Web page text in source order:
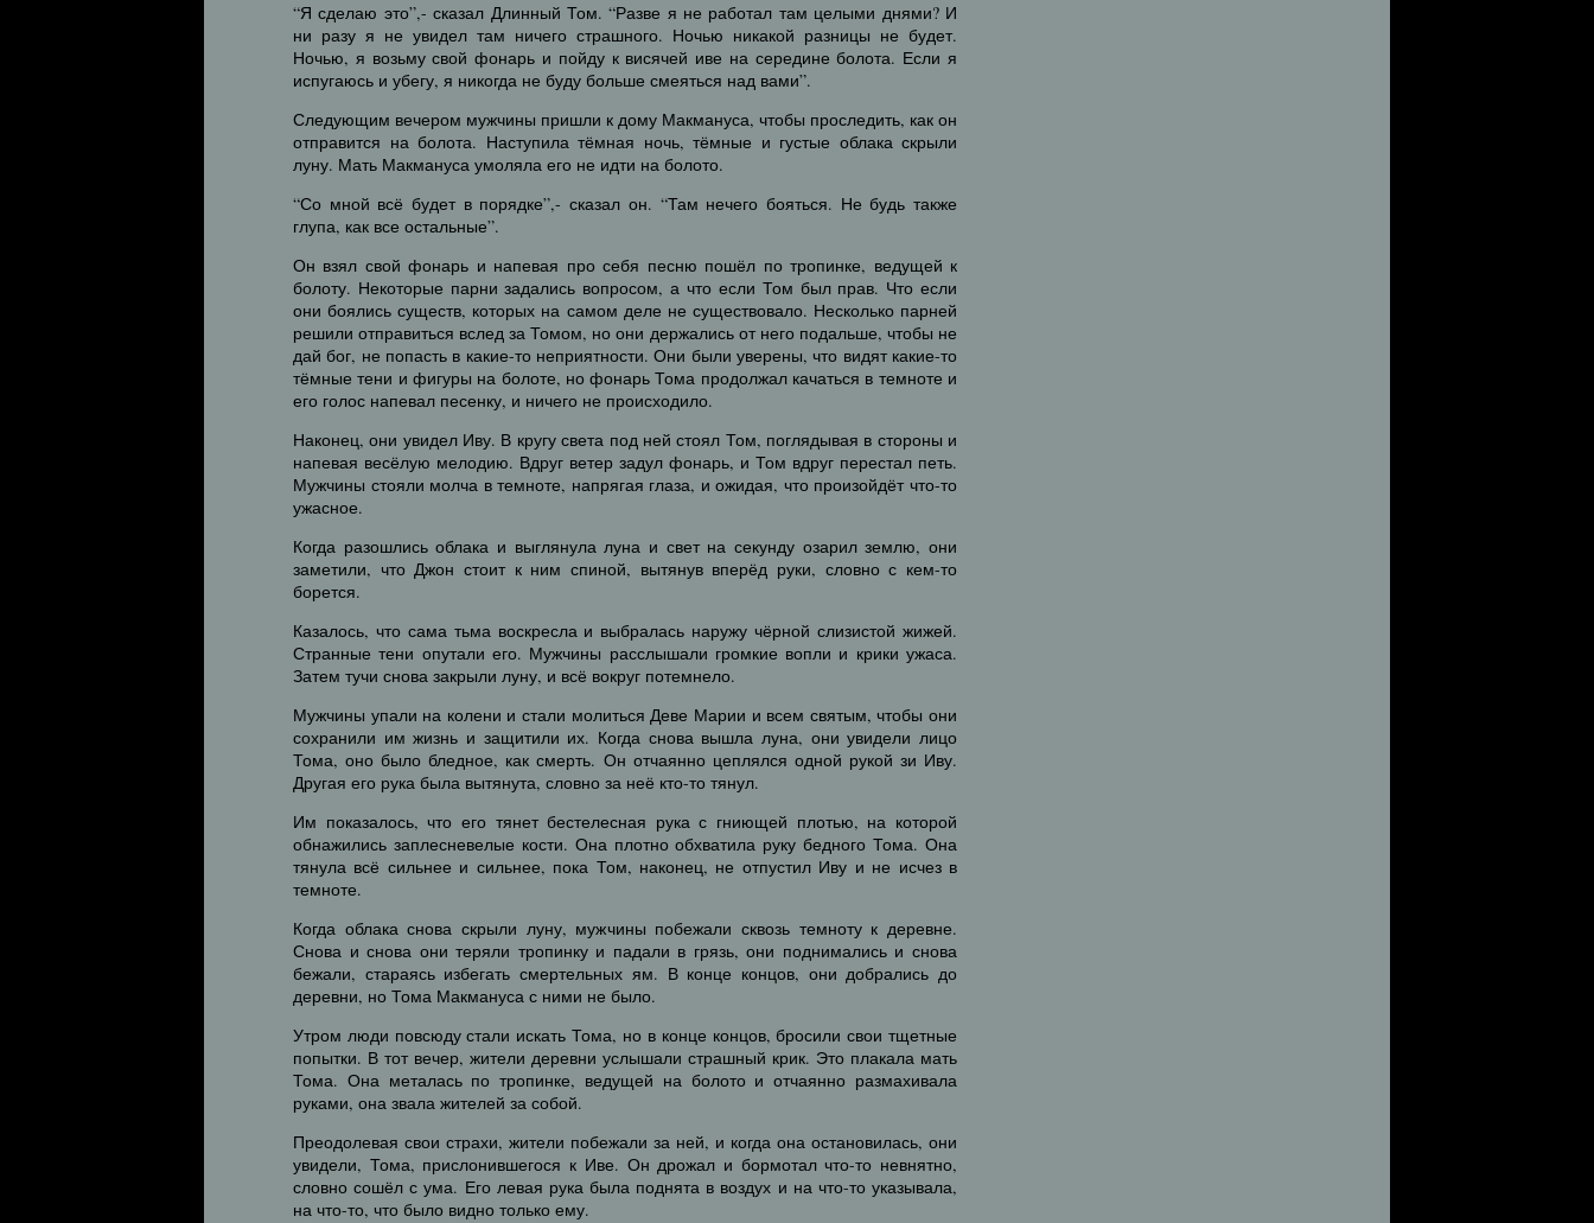
“Я сделаю это”,- сказал Длинный Том. “Разве я не работал там целыми днями? И
ни разу я не увидел там ничего страшного. Ночью никакой разницы не будет.
Ночью, я возьму свой фонарь и пойду к висячей иве на середине болота. Если я
испугаюсь и убегу, я никогда не буду больше смеяться над вами”.
Следующим вечером мужчины пришли к дому Макмануса, чтобы проследить, как он
отправится на болота. Наступила тёмная ночь, тёмные и густые облака скрыли
луну. Мать Макмануса умоляла его не идти на болото.
“Со мной всё будет в порядке”,- сказал он. “Там нечего бояться. Не будь также
глупа, как все остальные”.
Он взял свой фонарь и напевая про себя песню пошёл по тропинке, ведущей к
болоту. Некоторые парни задались вопросом, а что если Том был прав. Что если
они боялись существ, которых на самом деле не существовало. Несколько парней
решили отправиться вслед за Томом, но они держались от него подальше, чтобы не
дай бог, не попасть в какие-то неприятности. Они были уверены, что видят какие-то
тёмные тени и фигуры на болоте, но фонарь Тома продолжал качаться в темноте и
его голос напевал песенку, и ничего не происходило.
Наконец, они увидел Иву. В кругу света под ней стоял Том, поглядывая в стороны и
напевая весёлую мелодию. Вдруг ветер задул фонарь, и Том вдруг перестал петь.
Мужчины стояли молча в темноте, напрягая глаза, и ожидая, что произойдёт что-то
ужасное.
Когда разошлись облака и выглянула луна и свет на секунду озарил землю, они
заметили, что Джон стоит к ним спиной, вытянув вперёд руки, словно с кем-то
борется.
Казалось, что сама тьма воскресла и выбралась наружу чёрной слизистой жижей.
Странные тени опутали его. Мужчины расслышали громкие вопли и крики ужаса.
Затем тучи снова закрыли луну, и всё вокруг потемнело.
Мужчины упали на колени и стали молиться Деве Марии и всем святым, чтобы они
сохранили им жизнь и защитили их. Когда снова вышла луна, они увидели лицо
Тома, оно было бледное, как смерть. Он отчаянно цеплялся одной рукой зи Иву.
Другая его рука была вытянута, словно за неё кто-то тянул.
Им показалось, что его тянет бестелесная рука с гниющей плотью, на которой
обнажились заплесневелые кости. Она плотно обхватила руку бедного Тома. Она
тянула всё сильнее и сильнее, пока Том, наконец, не отпустил Иву и не исчез в
темноте.
Когда облака снова скрыли луну, мужчины побежали сквозь темноту к деревне.
Снова и снова они теряли тропинку и падали в грязь, они поднимались и снова
бежали, стараясь избегать смертельных ям. В конце концов, они добрались до
деревни, но Тома Макмануса с ними не было.
Утром люди повсюду стали искать Тома, но в конце концов, бросили свои тщетные
попытки. В тот вечер, жители деревни услышали страшный крик. Это плакала мать
Тома. Она металась по тропинке, ведущей на болото и отчаянно размахивала
руками, она звала жителей за собой.
Преодолевая свои страхи, жители побежали за ней, и когда она остановилась, они
увидели, Тома, прислонившегося к Иве. Он дрожал и бормотал что-то невнятно,
словно сошёл с ума. Его левая рука была поднята в воздух и на что-то указывала,
на что-то, что было видно только ему.